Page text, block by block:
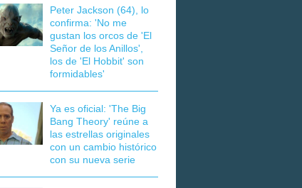
Peter Jackson (64), lo
confirma: 'No me
gustan los orcos de 'El
Señor de los Anillos',
los de 'El Hobbit' son
formidables'
Ya es oficial: 'The Big
Bang Theory' reúne a
las estrellas originales
con un cambio histórico
con su nueva serie